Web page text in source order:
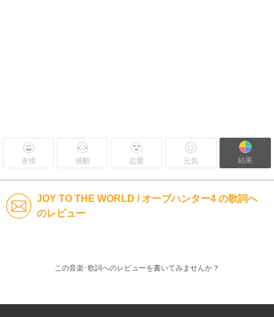
友情 感動 恋愛 元気 結果
JOY TO THE WORLD / オーブハンター4 の歌詞へ
のレビュー
この音楽･歌詞へのレビューを書いてみませんか？